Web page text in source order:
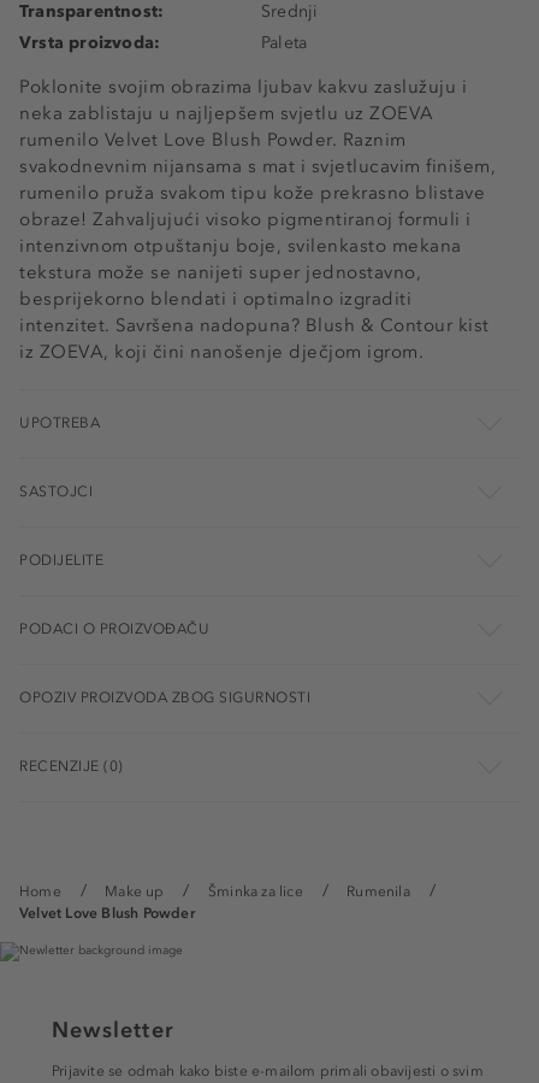
Home Make up Šminka za lice
Rumenila
Velvet Love Blush Powder
Poklonite svojim obrazima ljubav kakvu zaslužuju i
neka zablistaju u najljepšem svjetlu uz ZOEVA
rumenilo Velvet Love Blush Powder. Raznim
svakodnevnim nijansama s mat i svjetlucavim finišem,
rumenilo pruža svakom tipu kože prekrasno blistave
obraze! Zahvaljujući visoko pigmentiranoj formuli i
intenzivnom otpuštanju boje, svilenkasto mekana
tekstura može se nanijeti super jednostavno,
besprijekorno blendati i optimalno izgraditi
intenzitet. Savršena nadopuna? Blush & Contour kist
iz ZOEVA, koji čini nanošenje dječjom igrom.
Transparentnost:
Srednji
Vrsta proizvoda:
Paleta
UPOTREBA
SASTOJCI
PODIJELITE
PODACI O PROIZVOĐAČU
OPOZIV PROIZVODA ZBOG SIGURNOSTI
RECENZIJE (0)
Newsletter
Prijavite se odmah kako biste e-mailom primali obavijesti o svim